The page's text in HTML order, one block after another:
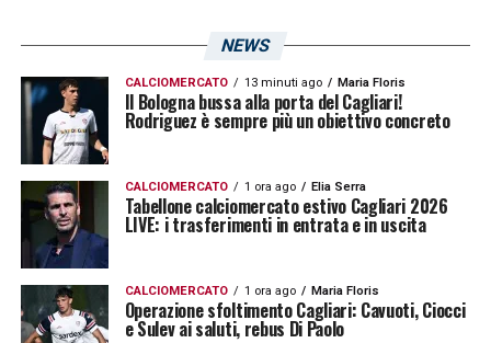
Dorval Cagliari, duttilità e nazionale
algerina
Nato come esterno offensivo,Dorvalha
arretrato progressivamente il proprio raggio
d’azione fino a stabilizzarsi nel ruolo di
terzino. Una trasformazione che lo ha reso
un profilo moderno, utile per coprire tutta la
fascia e garantire soluzioni diverse a
seconda del sistema di gioco.
NEWS
CALCIOMERCATO 13 minuti ago Maria Floris
Il Bologna bussa alla porta del Cagliari!
Rodriguez è sempre più un obiettivo concreto
CALCIOMERCATO 1 ora ago Elia Serra
Tabellone calciomercato estivo Cagliari 2026
LIVE: i trasferimenti in entrata e in uscita
CALCIOMERCATO 1 ora ago Maria Floris
Operazione sfoltimento Cagliari: Cavuoti, Ciocci
e Sulev ai saluti, rebus Di Paolo